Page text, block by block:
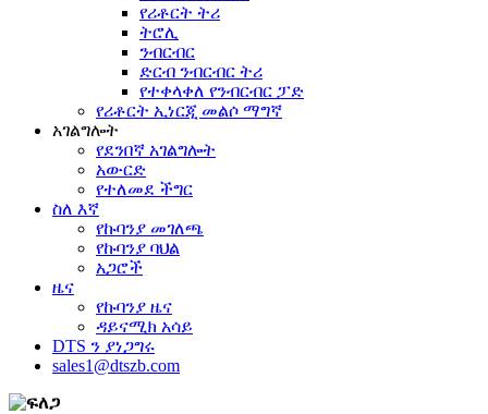
የሪቶርት ትሪ
ትሮሊ
ንብርብር
ድርብ ንብርብር ትሪ
የተቀላቀለ የንብርብር ፓድ
የሪቶርት ኢነርጂ መልሶ ማግኛ
አገልግሎት
የደንበኛ አገልግሎት
አውርድ
የተለመደ ችግር
ስለ እኛ
የኩባንያ መገለጫ
የኩባንያ ባህል
አጋሮች
ዜና
የኩባንያ ዜና
ዳይናሚክ አሳይ
DTS ን ያነጋግሩ
sales1@dtszb.com